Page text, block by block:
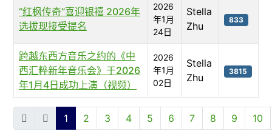
文章列表
“红枫传奇”喜迎银禧 2026年
选拔现接受提名
2026
年1月
24日
Stella
Zhu
833
跨越东西方音乐之约的《中
西汇粹新年音乐会》于2026
年1月4日成功上演（视频）
2026
年1月
02日
Stella
Zhu
3815
第 1 页 共 47 页
1 2 3 4 5 6 7 8 9 10